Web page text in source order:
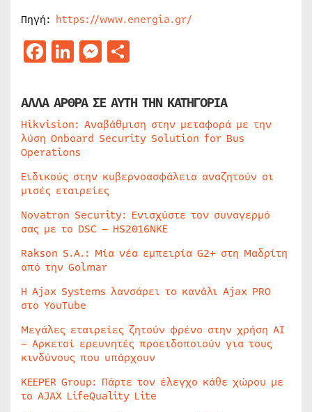
Πηγή: https://www.energia.gr/
Facebook
LinkedIn
Messenger
ΑΛΛΑ ΑΡΘΡΑ ΣΕ ΑΥΤΗ ΤΗΝ ΚΑΤΗΓΟΡΙΑ
Hikvision: Αναβάθμιση στην μεταφορά με την
λύση Onboard Security Solution for Bus
Operations
Ειδικούς στην κυβερνοασφάλεια αναζητούν οι
μισές εταιρείες
Novatron Security: Ενισχύστε τον συναγερμό
σας με το DSC – HS2016NKE
Rakson S.A.: Μία νέα εμπειρία G2+ στη Μαδρίτη
από την Golmar
Η Ajax Systems λανσάρει το κανάλι Ajax PRO
στο YouTube
Μεγάλες εταιρείες ζητούν φρένο στην χρήση AI
– Αρκετοί ερευνητές προειδοποιούν για τους
κινδύνους που υπάρχουν
KEEPER Group: Πάρτε τον έλεγχο κάθε χώρου με
το AJAX LifeQuality Lite